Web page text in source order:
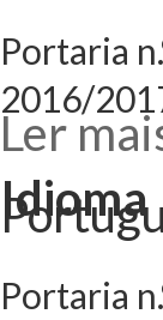
Portaria
2016/
Ler
Idioma
Portaria